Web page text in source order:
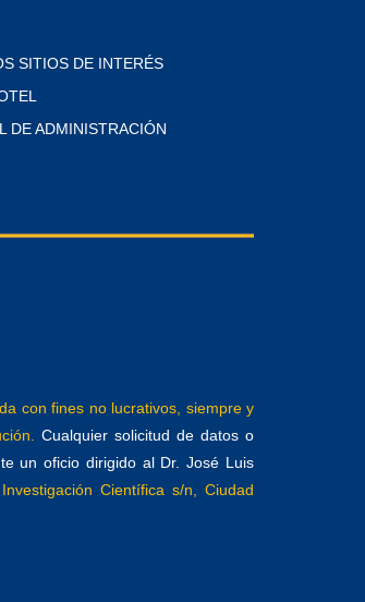
SITIOS DE INTERÉS
DE ADMINISTRACIÓN
con fines no lucrativos, siempre y
Cualquier solicitud de datos o
un oficio dirigido al Dr. José Luis
Científica s/n, Ciudad